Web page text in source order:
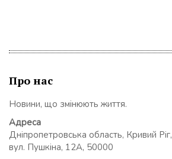
Про нас
Новини, що змінюють життя.
Адреса
Дніпропетровська область, Кривий Ріг,
вул. Пушкіна, 12А, 50000